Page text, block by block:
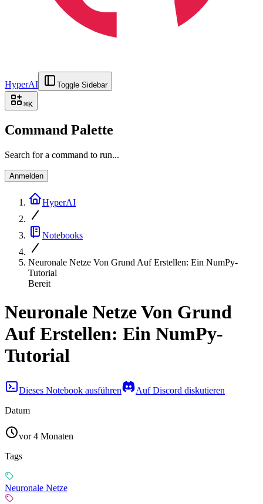
HyperAI Toggle Sidebar
⌘K
Command Palette
Search for a command to run...
Anmelden
HyperAI
Notebooks
Neuronale Netze Von Grund Auf Erstellen: Ein NumPy-
Tutorial
Bereit
Neuronale Netze Von Grund
Auf Erstellen: Ein NumPy-
Tutorial
Dieses Notebook ausführen
Auf Discord diskutieren
Datum
vor 4 Monaten
Tags
Neuronale Netze